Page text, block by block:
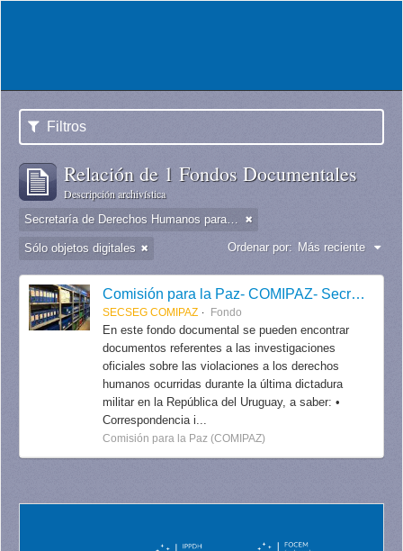
Filtros
Relación de 1 Fondos Documentales
Descripción archivística
Secretaría de Derechos Humanos para el Pasado Reciente
Sólo objetos digitales Ordenar por: Más reciente
Comisión para la Paz- COMIPAZ- Secretaría de Seguimiento / Secretaría de Derechos Humanos para el Pasado Reciente.
SECSEG COMIPAZ Fondo
En este fondo documental se pueden encontrar
documentos referentes a las investigaciones
oficiales sobre las violaciones a los derechos
humanos ocurridas durante la última dictadura
militar en la República del Uruguay, a saber: •
Correspondencia i...
Comisión para la Paz (COMIPAZ)